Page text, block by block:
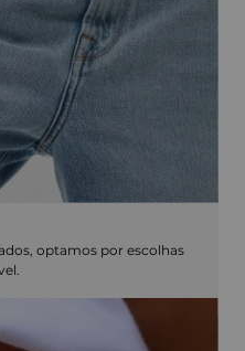
optamos por escolhas